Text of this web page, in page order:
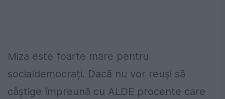
Miza este foarte mare pentru
socialdemocrați. Dacă nu vor reuși să
câștige împreună cu ALDE procente care